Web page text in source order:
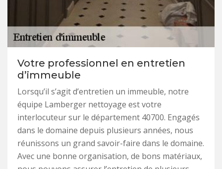
Votre professionnel en entretien
d’immeuble
Lorsqu’il s’agit d’entretien un immeuble, notre
équipe Lamberger nettoyage est votre
interlocuteur sur le département 40700. Engagés
dans le domaine depuis plusieurs années, nous
réunissons un grand savoir-faire dans le domaine.
Avec une bonne organisation, de bons matériaux,